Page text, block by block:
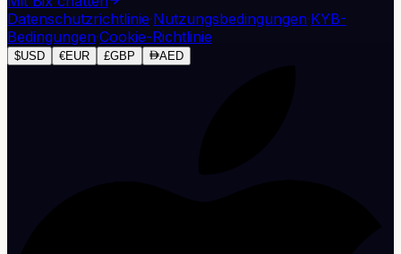
Datenschutzrichtlinie·Nutzungsbedingungen·KYB-
Bedingungen·Cookie-Richtlinie
$USD €EUR £GBP AED